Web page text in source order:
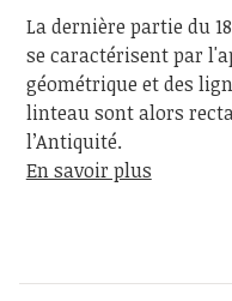
La dernière partie du
se caractérisent par
géométrique et des
linteau sont alors
l’Antiquité.
En savoir plus